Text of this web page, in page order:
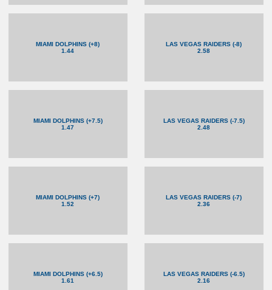
MIAMI DOLPHINS (+8)
1.44
LAS VEGAS RAIDERS (-8)
2.58
MIAMI DOLPHINS (+7.5)
1.47
LAS VEGAS RAIDERS (-7.5)
2.48
MIAMI DOLPHINS (+7)
1.52
LAS VEGAS RAIDERS (-7)
2.36
MIAMI DOLPHINS (+6.5)
1.61
LAS VEGAS RAIDERS (-6.5)
2.16